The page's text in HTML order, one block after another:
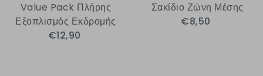
Value Pack Πλήρης
Εξοπλισμός Εκδρομής
€12,90
Σακίδιο Ζώνη Μέσης
€8,50